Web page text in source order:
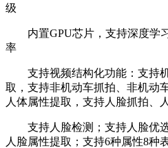
级
内置GPU芯片，支持深度学
率
支持视频结构化功能：支持机
取，支持非机动车抓拍、非机动
人体属性提取，支持人脸抓拍、
支持人脸检测；支持人脸优
人脸属性提取；支持6种属性8种